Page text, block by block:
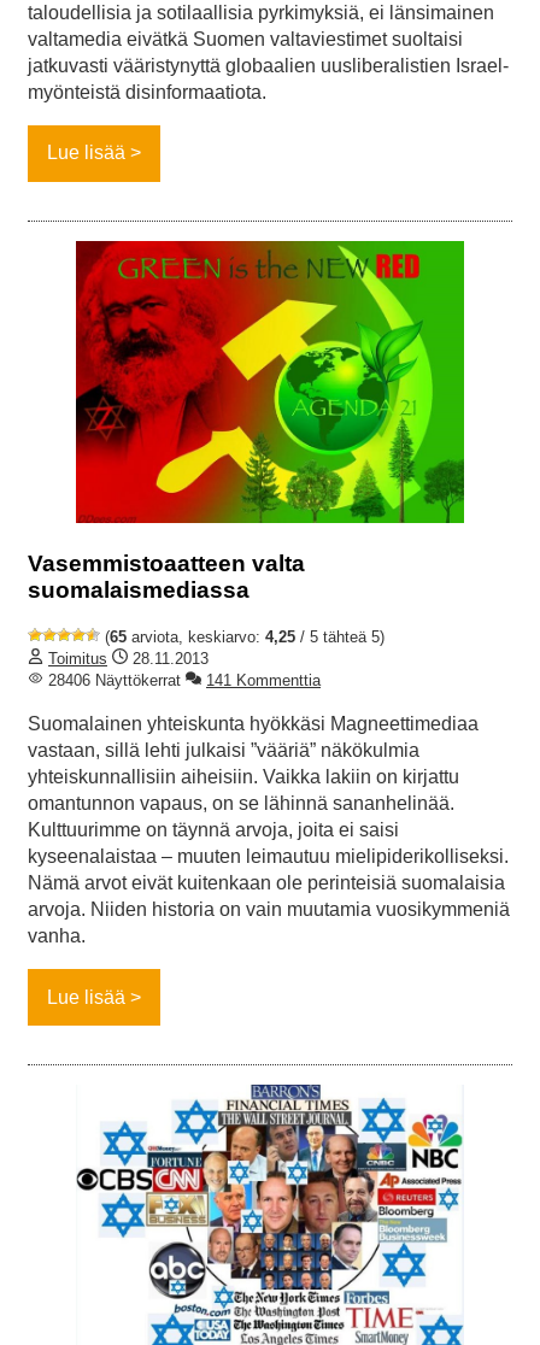
taloudellisia ja sotilaallisia pyrkimyksiä, ei länsimainen
valtamedia eivätkä Suomen valtaviestimet suoltaisi
jatkuvasti vääristynyttä globaalien uusliberalistien Israel-
myönteistä disinformaatiota.
Lue lisää
Vasemmistoaatteen valta
suomalaismediassa
(65 arviota, keskiarvo: 4,25 / 5 tähteä 5)
Toimitus
28.11.2013
28406 Näyttökerrat
141 Kommenttia
Suomalainen yhteiskunta hyökkäsi Magneettimediaa
vastaan, sillä lehti julkaisi ”vääriä” näkökulmia
yhteiskunnallisiin aiheisiin. Vaikka lakiin on kirjattu
omantunnon vapaus, on se lähinnä sananhelinää.
Kulttuurimme on täynnä arvoja, joita ei saisi
kyseenalaistaa – muuten leimautuu mielipiderikolliseksi.
Nämä arvot eivät kuitenkaan ole perinteisiä suomalaisia
arvoja. Niiden historia on vain muutamia vuosikymmeniä
vanha.
Lue lisää